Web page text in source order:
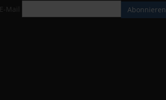
E-Mail Abonnieren